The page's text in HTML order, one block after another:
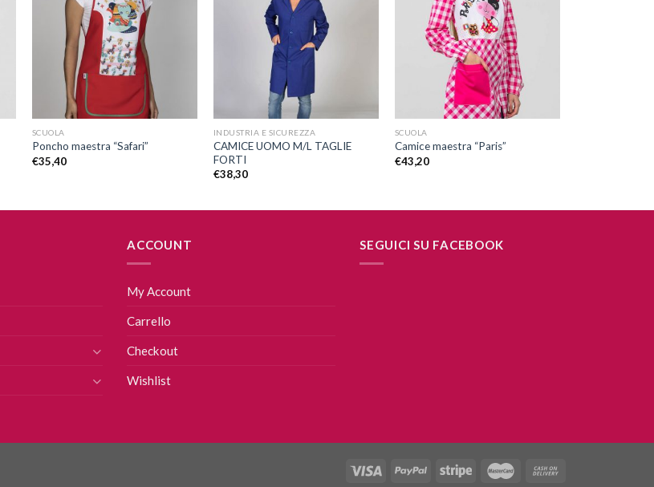
alla lista
SCUOLA
Poncho maestra “Safari”
€35,40
INDUSTRIA E SICUREZZA
CAMICE UOMO M/L TAGLIE
FORTI
€38,30
desideri
SCUOLA
Camice maestra “Paris”
€43,20
ACCOUNT
My Account
Carrello
Checkout
Wishlist
SEGUICI SU FACEBOOK